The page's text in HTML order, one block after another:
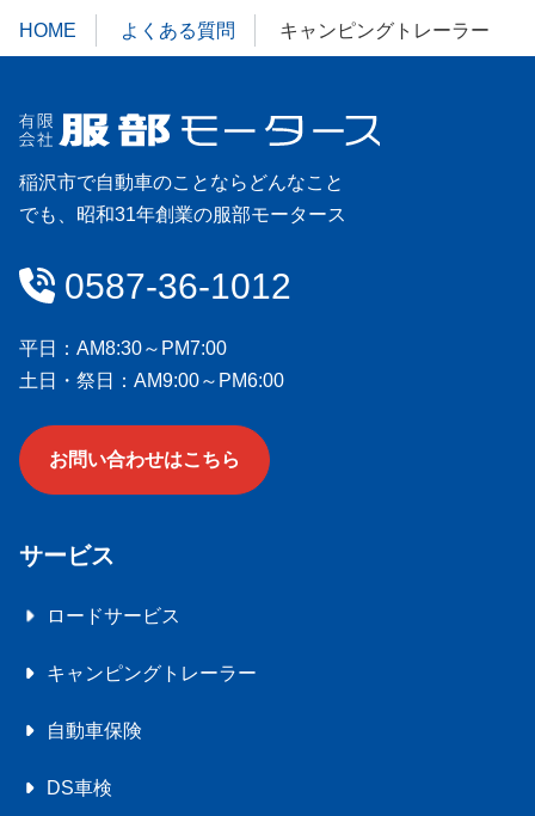
HOME よくある質問 キャンピングトレーラー
稲沢市で自動車のことならどんなこと
でも、昭和31年創業の服部モータース
0587-36-1012
平日：AM8:30～PM7:00
土日・祭日：AM9:00～PM6:00
お問い合わせはこちら
サービス
ロードサービス
キャンピングトレーラー
自動車保険
DS車検